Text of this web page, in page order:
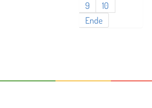
9
10
Ende